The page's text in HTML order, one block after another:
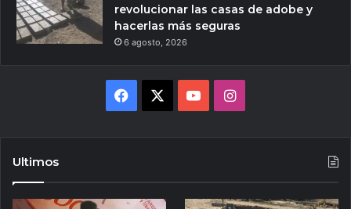
revolucionar las casas de adobe y
hacerlas más seguras
6 agosto, 2026
Facebook YouTubeInstagram
Ultimos